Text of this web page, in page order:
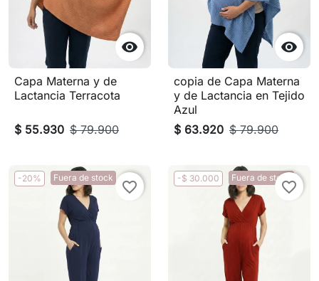

Capa Materna y de
Lactancia Terracota
$ 55.930 $ 79.900

copia de Capa Materna
y de Lactancia en Tejido
Azul
$ 63.920 $ 79.900
-20% Fuera de stock
favorite_border
-$ 30.000 Fuera de stock
favorite_border